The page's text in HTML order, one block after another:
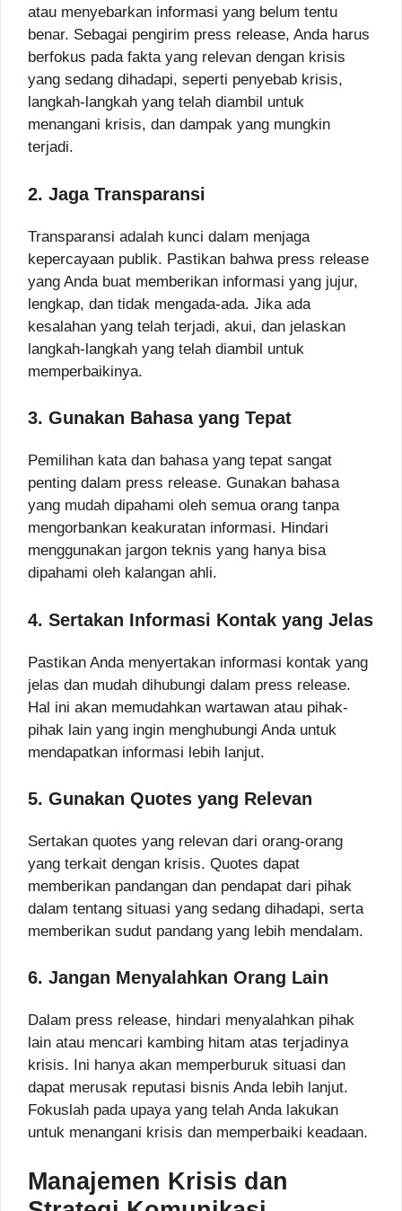
atau menyebarkan informasi yang belum tentu
benar. Sebagai pengirim press release, Anda harus
berfokus pada fakta yang relevan dengan krisis
yang sedang dihadapi, seperti penyebab krisis,
langkah-langkah yang telah diambil untuk
menangani krisis, dan dampak yang mungkin
terjadi.
2. Jaga Transparansi
Transparansi adalah kunci dalam menjaga
kepercayaan publik. Pastikan bahwa press release
yang Anda buat memberikan informasi yang jujur,
lengkap, dan tidak mengada-ada. Jika ada
kesalahan yang telah terjadi, akui, dan jelaskan
langkah-langkah yang telah diambil untuk
memperbaikinya.
3. Gunakan Bahasa yang Tepat
Pemilihan kata dan bahasa yang tepat sangat
penting dalam press release. Gunakan bahasa
yang mudah dipahami oleh semua orang tanpa
mengorbankan keakuratan informasi. Hindari
menggunakan jargon teknis yang hanya bisa
dipahami oleh kalangan ahli.
4. Sertakan Informasi Kontak yang Jelas
Pastikan Anda menyertakan informasi kontak yang
jelas dan mudah dihubungi dalam press release.
Hal ini akan memudahkan wartawan atau pihak-
pihak lain yang ingin menghubungi Anda untuk
mendapatkan informasi lebih lanjut.
5. Gunakan Quotes yang Relevan
Sertakan quotes yang relevan dari orang-orang
yang terkait dengan krisis. Quotes dapat
memberikan pandangan dan pendapat dari pihak
dalam tentang situasi yang sedang dihadapi, serta
memberikan sudut pandang yang lebih mendalam.
6. Jangan Menyalahkan Orang Lain
Dalam press release, hindari menyalahkan pihak
lain atau mencari kambing hitam atas terjadinya
krisis. Ini hanya akan memperburuk situasi dan
dapat merusak reputasi bisnis Anda lebih lanjut.
Fokuslah pada upaya yang telah Anda lakukan
untuk menangani krisis dan memperbaiki keadaan.
Manajemen Krisis dan